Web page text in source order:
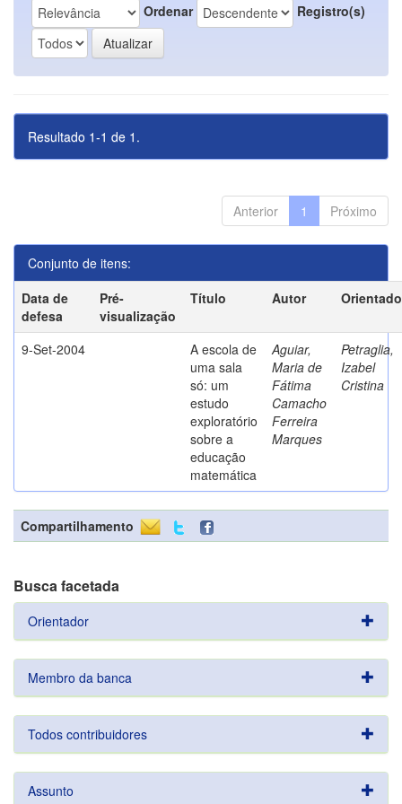
Ordenar Registro(s)
Resultado 1-1 de 1.
Anterior 1 Próximo
Conjunto de itens:
Data de
defesa
Pré-
visualização
Título Autor
9-Set-2004
A escola de
uma sala
só: um
estudo
exploratório
sobre a
educação
matemática
Aguiar,
Maria de
Fátima
Camacho
Ferreira
Marques
Petraglia,
Izabel
Cristina
Compartilhamento
Busca facetada
Orientador
Membro da banca
Todos contribuidores
Assunto